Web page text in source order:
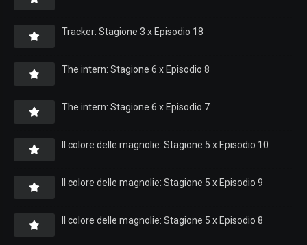
Tracker: Stagione 3 x Episodio 18
The intern: Stagione 6 x Episodio 8
The intern: Stagione 6 x Episodio 7
Il colore delle magnolie: Stagione 5 x Episodio 10
Il colore delle magnolie: Stagione 5 x Episodio 9
Il colore delle magnolie: Stagione 5 x Episodio 8